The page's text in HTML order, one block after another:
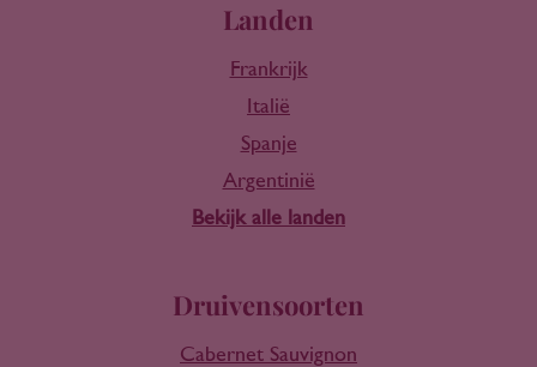
Landen
Frankrijk
Italië
Spanje
Argentinië
Bekijk alle landen
Druivensoorten
Cabernet Sauvignon